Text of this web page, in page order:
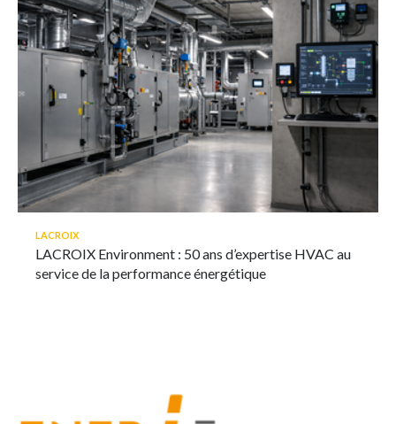
LACROIX
LACROIX Environment : 50 ans d’expertise HVAC au
service de la performance énergétique